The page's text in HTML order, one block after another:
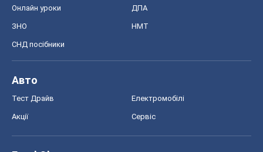
Онлайн уроки ДПА
ЗНО НМТ
СНД посібники
Авто
Тест Драйв Електромобілі
Акції Сервіс